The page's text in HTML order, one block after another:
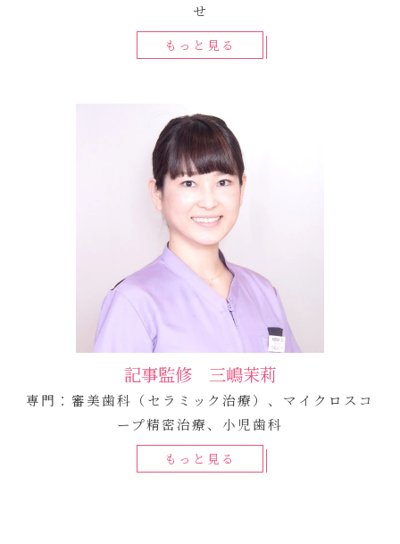
せ
もっと見る
記事監修 三嶋茉莉
専門：審美歯科（セラミック治療）、マイクロスコ
ープ精密治療、小児歯科
もっと見る